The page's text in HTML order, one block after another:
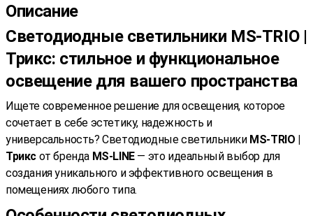
Описание
Светодиодные светильники MS-TRIO |
Трикс: стильное и функциональное
освещение для вашего пространства
Ищете современное решение для освещения, которое
сочетает в себе эстетику, надежность и
универсальность? Светодиодные светильники MS-TRIO |
Трикс от бренда MS-LINE — это идеальный выбор для
создания уникального и эффективного освещения в
помещениях любого типа.